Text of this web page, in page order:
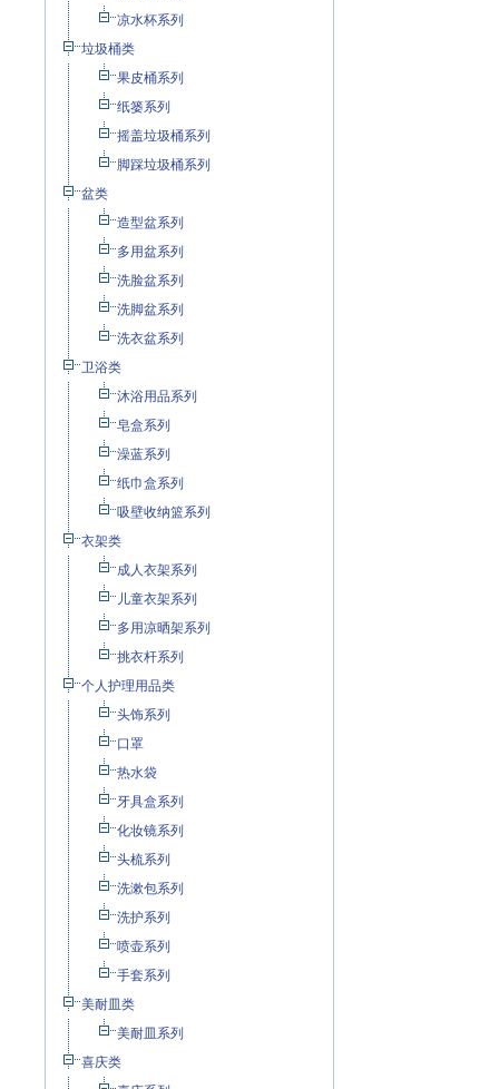
凉水杯系列
垃圾桶类
果皮桶系列
纸篓系列
摇盖垃圾桶系列
脚踩垃圾桶系列
盆类
造型盆系列
多用盆系列
洗脸盆系列
洗脚盆系列
洗衣盆系列
卫浴类
沐浴用品系列
皂盒系列
澡蓝系列
纸巾盒系列
吸壁收纳篮系列
衣架类
成人衣架系列
儿童衣架系列
多用凉晒架系列
挑衣杆系列
个人护理用品类
头饰系列
口罩
热水袋
牙具盒系列
化妆镜系列
头梳系列
洗漱包系列
洗护系列
喷壶系列
手套系列
美耐皿类
美耐皿系列
喜庆类